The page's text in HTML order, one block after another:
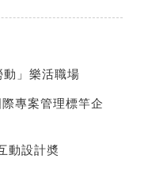
」樂活職場
專案管理標竿企
動設計奬